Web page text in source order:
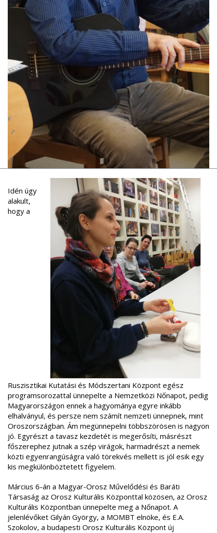
Idén úgy
alakult,
hogy a
Ruszisztikai Kutatási és Módszertani Központ egész
programsorozattal ünnepelte a Nemzetközi Nőnapot, pedig
Magyarországon ennek a hagyománya egyre inkább
elhalványul, és persze nem számít nemzeti ünnepnek, mint
Oroszországban. Ám megünnepelni többszörösen is nagyon
jó. Egyrészt a tavasz kezdetét is megerősíti, másrészt
főszerephez jutnak a szép virágok, harmadrészt a nemek
közti egyenrangúságra való törekvés mellett is jól esik egy
kis megkülönböztetett figyelem.
Március 6-án a Magyar-Orosz Művelődési és Baráti
Társaság az Orosz Kulturális Központtal közösen, az Orosz
Kulturális Központban ünnepelte meg a Nőnapot. A
jelenlévőket Gilyán György, a MOMBT elnöke, és E.A.
Szokolov, a budapesti Orosz Kulturális Központ új